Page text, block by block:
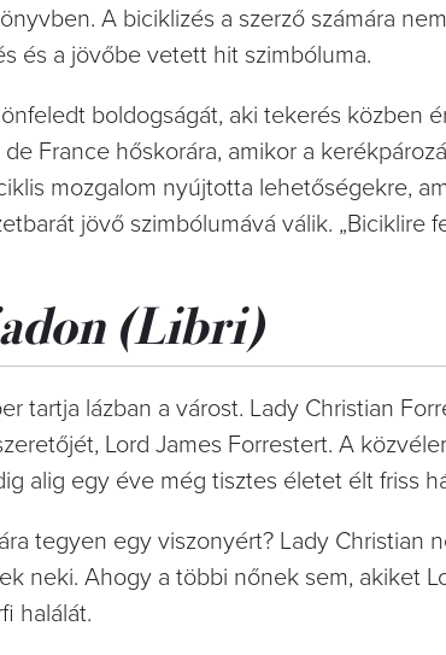
A biciklizés a szerző számára
és a jövőbe vetett hit szimbóluma.
boldogságát, aki tekerés közben
France hőskorára, amikor a
mozgalom nyújtotta lehetőségekre,
jövő szimbólumává válik. „Biciklire
(Libri)
tartja lázban a várost. Lady Christian
Lord James Forrestert. A
alig egy éve még tisztes életet élt friss
tegyen egy viszonyért? Lady Christian
neki. Ahogy a többi nőnek sem, akiket
halálát.